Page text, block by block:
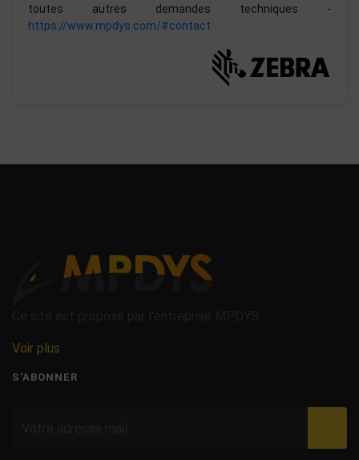
toutes autres demandes techniques -
https://www.mpdys.com/#contact
Voir plus
S'ABONNER